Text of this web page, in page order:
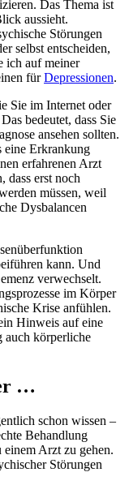
Das Thema ist
aussieht.
Störungen
selbst entscheiden,
ich auf meiner
fürDepressionen.
Sie im Internet oder
bedeutet, dass Sie
ansehen sollten.
eine Erkrankung
erfahrenen Arzt
dass erst noch
müssen, weil
Dysbalancen
kann. Und
verwechselt.
im Körper
Krise anfühlen.
Hinweis auf eine
auch körperliche
…
schon wissen –
Behandlung
Arzt zu gehen.
Störungen